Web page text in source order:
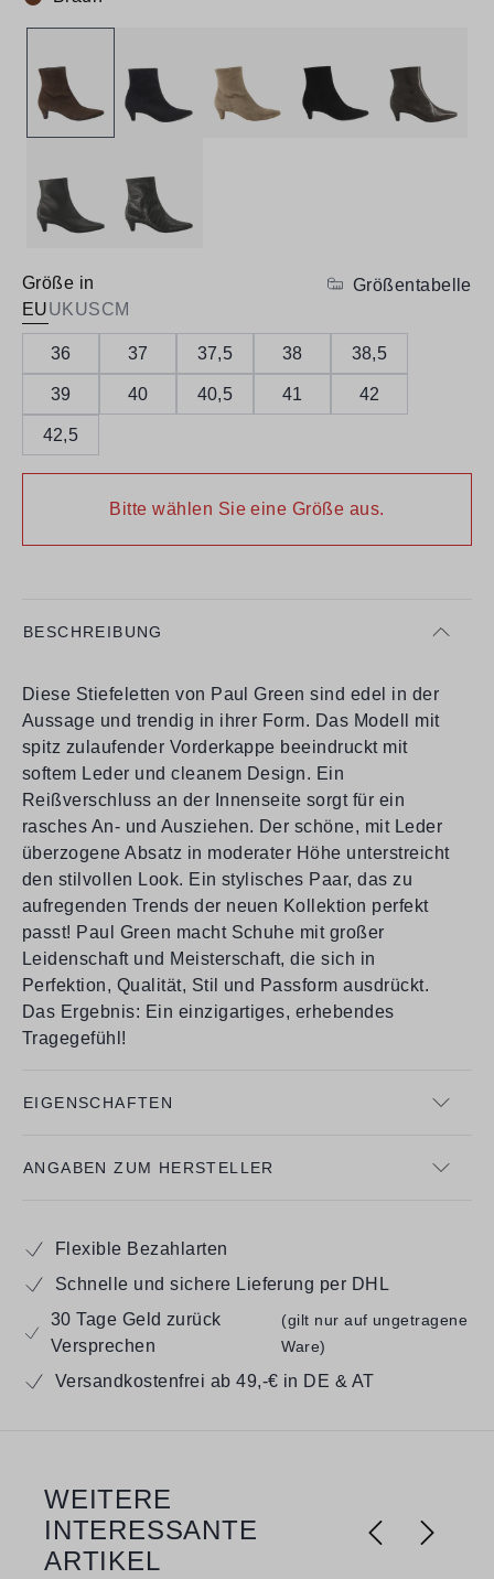
Farbe:
Größe in
EUUKUSCM
Größentabelle
36 37 37,5 38 38,5
39 40 40,5 41 42
42,5
Bitte wählen Sie eine Größe aus.
BESCHREIBUNG
Diese Stiefeletten von Paul Green sind edel in der
Aussage und trendig in ihrer Form. Das Modell mit
spitz zulaufender Vorderkappe beeindruckt mit
softem Leder und cleanem Design. Ein
Reißverschluss an der Innenseite sorgt für ein
rasches An- und Ausziehen. Der schöne, mit Leder
überzogene Absatz in moderater Höhe unterstreicht
den stilvollen Look. Ein stylisches Paar, das zu
aufregenden Trends der neuen Kollektion perfekt
passt! Paul Green macht Schuhe mit großer
Leidenschaft und Meisterschaft, die sich in
Perfektion, Qualität, Stil und Passform ausdrückt.
Das Ergebnis: Ein einzigartiges, erhebendes
Tragegefühl!
EIGENSCHAFTEN
ANGABEN ZUM HERSTELLER
Flexible Bezahlarten
Schnelle und sichere Lieferung per DHL
30 Tage Geld zurück
Versprechen
(gilt nur auf ungetragene
Ware)
Versandkostenfrei ab 49,-€ in DE & AT
Produktgalerie überspringen
WEITERE
INTERESSANTE
ARTIKEL